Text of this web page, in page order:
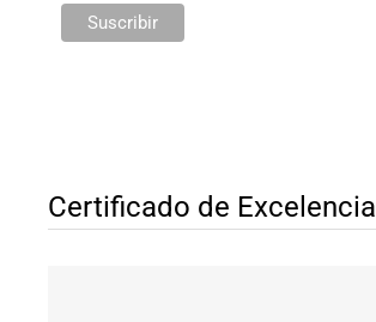
Certificado de Excelencia